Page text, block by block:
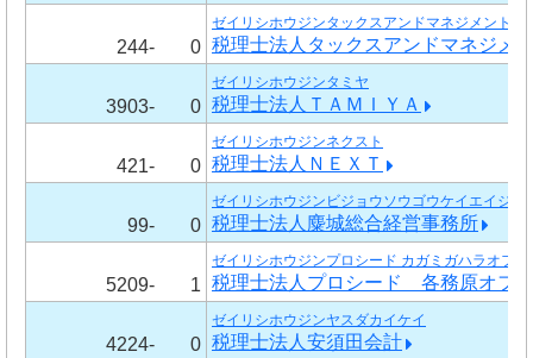
244- 0
ゼイリシホウジンタックスアンドマネジメント
税理士法人タックスアンドマネジメ
3903- 0
ゼイリシホウジンタミヤ
税理士法人ＴＡＭＩＹＡ
421- 0
ゼイリシホウジンネクスト
税理士法人ＮＥＸＴ
99- 0
ゼイリシホウジンビジョウソウゴウケイエイジム
税理士法人麋城総合経営事務所
5209- 1
ゼイリシホウジンプロシード カガミガハラオフィ
税理士法人プロシード 各務原オフ
4224- 0
ゼイリシホウジンヤスダカイケイ
税理士法人安須田会計